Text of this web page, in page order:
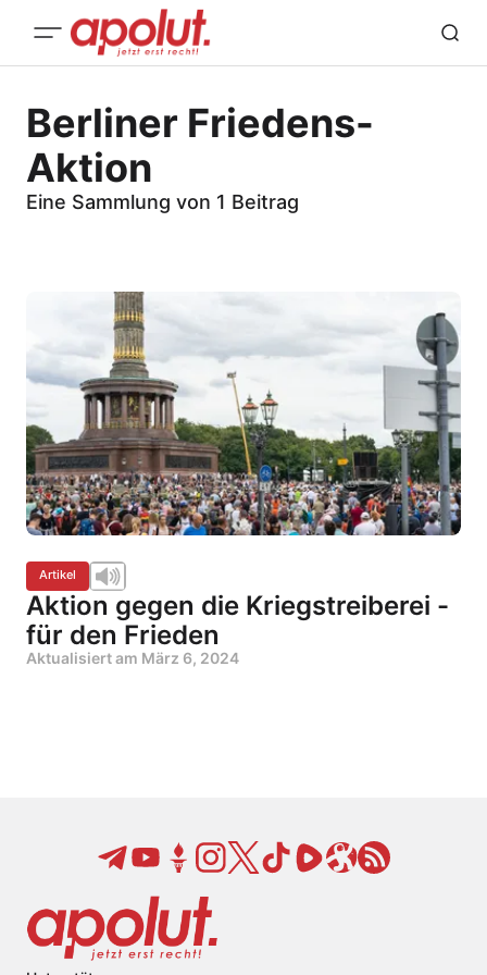
Berliner Friedens-
Aktion
Eine Sammlung von 1 Beitrag
Artikel
Aktion gegen die Kriegstreiberei -
für den Frieden
Aktualisiert am März 6, 2024